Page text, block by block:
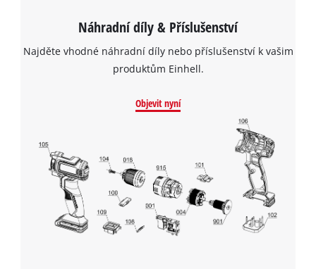
K načtení služby Google Maps
potřebujeme váš souhlas!
This content is not permitted to load due
to trackers that are not disclosed to the
visitor. The website owner needs to setup
the site with their CMP to add this content
Náhradní díly & Příslušenství
Najděte vhodné náhradní díly nebo příslušenství k vašim
produktům Einhell.
Objevit nyní